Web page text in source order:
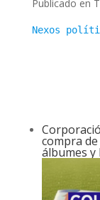
Publicado en
Nexos
compra
álbumes y